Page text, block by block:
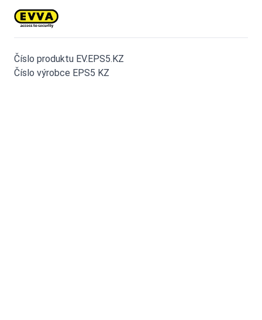
Číslo produktu EV.EPS5.KZ
Číslo výrobce EPS5 KZ